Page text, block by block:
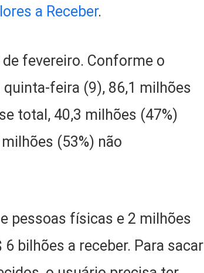
a Receber.
fevereiro. Conforme o
quinta-feira (9), 86,1 milhões
total, 40,3 milhões (47%)
(53%) não
pessoas físicas e 2 milhões
bilhões a receber. Para sacar